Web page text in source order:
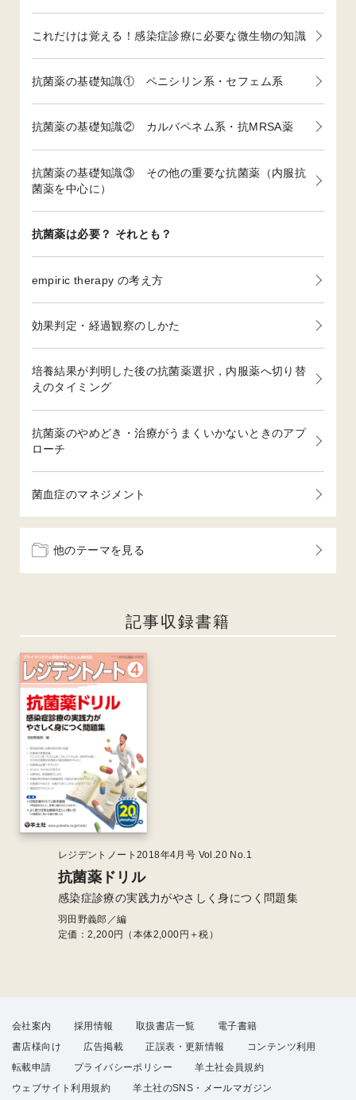
これだけは覚える！感染症診療に必要な微生物の知識
抗菌薬の基礎知識① ペニシリン系・セフェム系
抗菌薬の基礎知識② カルバペネム系・抗MRSA薬
抗菌薬の基礎知識③ その他の重要な抗菌薬（内服抗
菌薬を中心に）
抗菌薬は必要？ それとも？
empiric therapy の考え方
効果判定・経過観察のしかた
培養結果が判明した後の抗菌薬選択，内服薬へ切り替
えのタイミング
抗菌薬のやめどき・治療がうまくいかないときのアプ
ローチ
菌血症のマネジメント
他のテーマを見る
記事収録書籍
レジデントノート2018年4月号 Vol.20 No.1
抗菌薬ドリル
感染症診療の実践力がやさしく身につく問題集
羽田野義郎／編
定価： 2,200円（本体2,000円＋税）
会社案内 採用情報 取扱書店一覧
電子書籍
書店様向け
広告掲載 正誤表・更新情報
コンテンツ利用
転載申請
プライバシーポリシー
羊土社会員規約
ウェブサイト利用規約
羊土社のSNS・メールマガジン